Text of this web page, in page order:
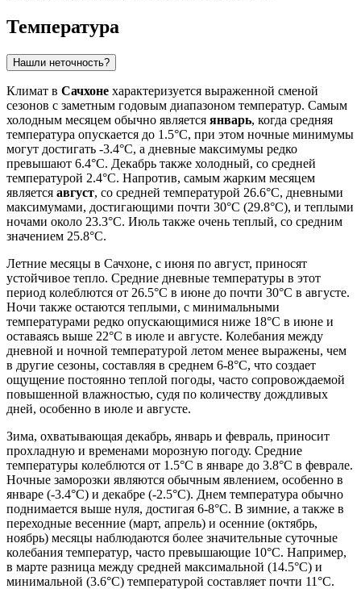
Температура
Нашли неточность?
Климат в Сачхоне характеризуется выраженной сменой
сезонов с заметным годовым диапазоном температур. Самым
холодным месяцем обычно является январь, когда средняя
температура опускается до 1.5°C, при этом ночные минимумы
могут достигать -3.4°C, а дневные максимумы редко
превышают 6.4°C. Декабрь также холодный, со средней
температурой 2.4°C. Напротив, самым жарким месяцем
является август, со средней температурой 26.6°C, дневными
максимумами, достигающими почти 30°C (29.8°C), и теплыми
ночами около 23.3°C. Июль также очень теплый, со средним
значением 25.8°C.
Летние месяцы в Сачхоне, с июня по август, приносят
устойчивое тепло. Средние дневные температуры в этот
период колеблются от 26.5°C в июне до почти 30°C в августе.
Ночи также остаются теплыми, с минимальными
температурами редко опускающимися ниже 18°C в июне и
оставаясь выше 22°C в июле и августе. Колебания между
дневной и ночной температурой летом менее выражены, чем
в другие сезоны, составляя в среднем 6-8°C, что создает
ощущение постоянно теплой погоды, часто сопровождаемой
повышенной влажностью, судя по количеству дождливых
дней, особенно в июле и августе.
Зима, охватывающая декабрь, январь и февраль, приносит
прохладную и временами морозную погоду. Средние
температуры колеблются от 1.5°C в январе до 3.8°C в феврале.
Ночные заморозки являются обычным явлением, особенно в
январе (-3.4°C) и декабре (-2.5°C). Днем температура обычно
поднимается выше нуля, достигая 6-8°C. В зимние, а также в
переходные весенние (март, апрель) и осенние (октябрь,
ноябрь) месяцы наблюдаются более значительные суточные
колебания температур, часто превышающие 10°C. Например,
в марте разница между средней максимальной (14.5°C) и
минимальной (3.6°C) температурой составляет почти 11°C.